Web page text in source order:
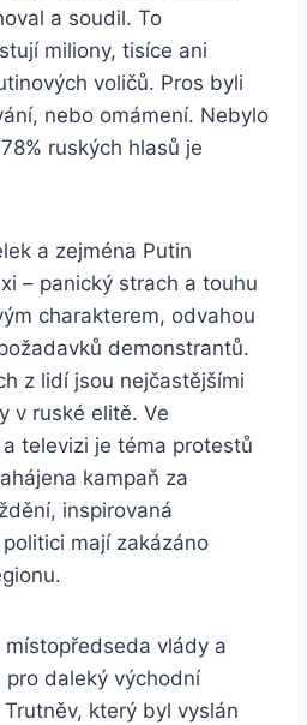
a soudil. To
miliony, tisíce ani
voličů. Pros byli
nebo omámení. Nebylo
ruských hlasů je
a zejména Putin
– panický strach a touhu
charakterem, odvahou
demonstrantů.
z lidí jsou nejčastějšími
v ruské elitě. Ve
televizi je téma protestů
kampaň za
inspirovaná
mají zakázáno
vlády a
daleký východní
který byl vyslán